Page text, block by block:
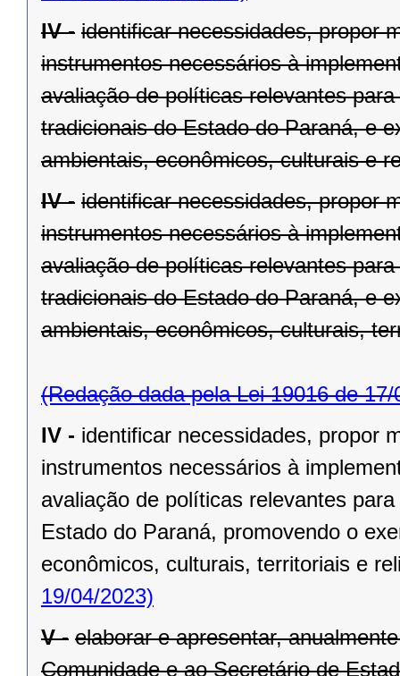
IV - identificar necessidades, propor
instrumentos necessários à
avaliação de políticas relevantes
tradicionais do Estado do Paraná, e
ambientais, econômicos, culturais e
IV - identificar necessidades, propor
instrumentos necessários à
avaliação de políticas relevantes
tradicionais do Estado do Paraná, e
ambientais, econômicos, culturais,
(Redação dada pela Lei 19016 de 17/
IV - identificar necessidades, propor
instrumentos necessários à
avaliação de políticas relevantes
Estado do Paraná, promovendo o
econômicos, culturais, territoriais e
19/04/2023)
V - elaborar e apresentar,
Comunidade e ao Secretário de